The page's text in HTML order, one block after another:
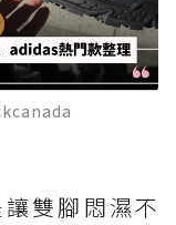
雙腳悶濕不